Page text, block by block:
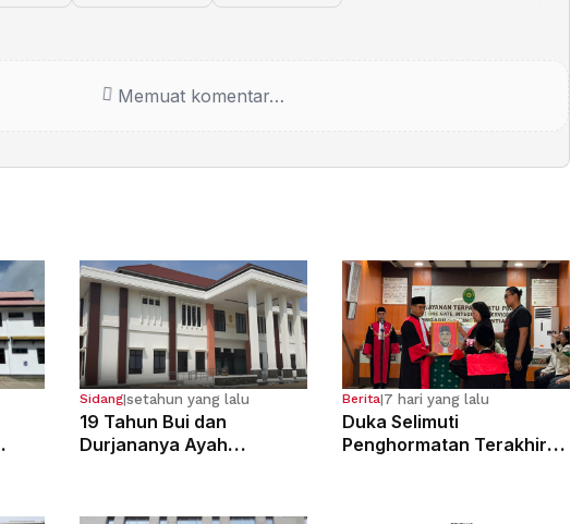
Memuat komentar…
Sidang|setahun yang lalu
19 Tahun Bui dan
Durjananya Ayah
Berita|7 hari yang lalu
Duka Selimuti
Penghormatan Terakhir